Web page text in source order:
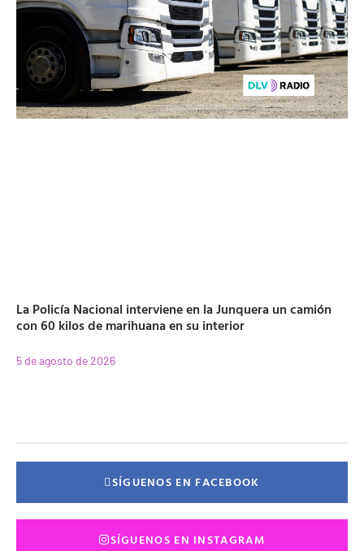
La Policía Nacional interviene en la Junquera un camión
con 60 kilos de marihuana en su interior
5 de agosto de 2026
SÍGUENOS EN FACEBOOK
SÍGUENOS EN INSTAGRAM